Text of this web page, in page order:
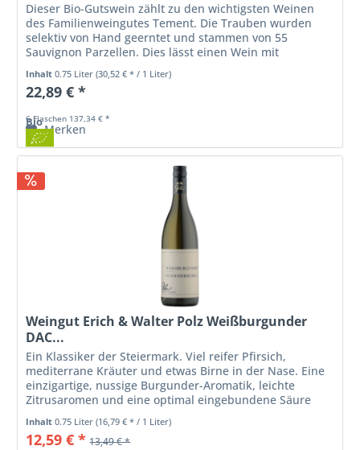
Bio
Dieser Bio-Gutswein zählt zu den wichtigsten Weinen
des Familienweingutes Tement. Die Trauben wurden
selektiv von Hand geerntet und stammen von 55
Sauvignon Parzellen. Dies lässt einen Wein mit
unvergleichlichem Terroir-Mix entstehen....
Inhalt0.75 Liter(30,52 € * / 1 Liter)
22,89 € *
6 Flaschen 137,34 € *
Merken
Weingut Erich & Walter Polz Weißburgunder
DAC...
Ein Klassiker der Steiermark. Viel reifer Pfirsich,
mediterrane Kräuter und etwas Birne in der Nase. Eine
einzigartige, nussige Burgunder-Aromatik, leichte
Zitrusaromen und eine optimal eingebundene Säure
Inhalt0.75 Liter(16,79 € * / 1 Liter)
12,59 € * 13,49 € *